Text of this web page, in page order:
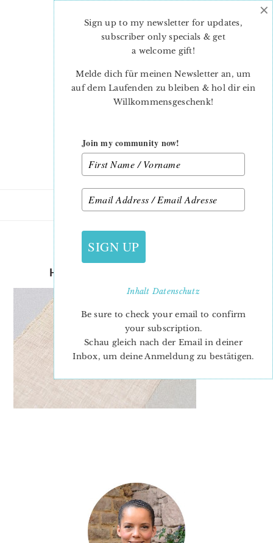
HEXAGON-PINCUSHION-3
Sign up to my newsletter for updates,
subscriber only specials & get
a welcome gift!
Melde dich für meinen Newsletter an, um
auf dem Laufenden zu bleiben & hol dir ein
Willkommensgeschenk!
Join my community now!
SIGN UP
InhaltDatenschutz
Be sure to check your email to confirm
your subscription.
Schau gleich nach der Email in deiner
Inbox, um deine Anmeldung zu bestätigen.
×